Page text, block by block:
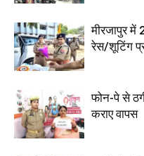
मीरजापुर में
रेस/शूटिंग
फोन-पे से
कराए वापस